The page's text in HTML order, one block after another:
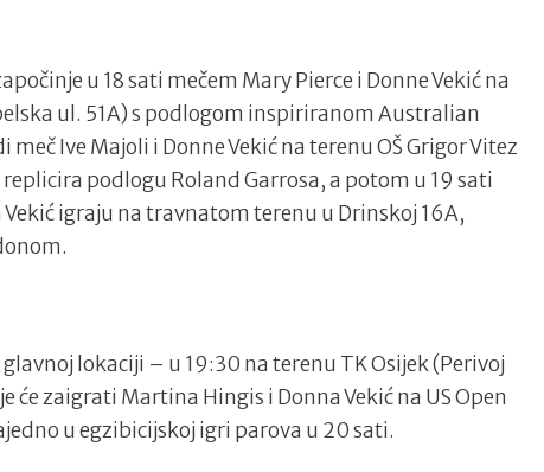
u 18 sati mečem Mary Pierce i Donne Vekić na
ul. 51A) s podlogom inspiriranom Australian
meč Ive Majoli i Donne Vekić na terenu OŠ Grigor Vitez
podlogu Roland Garrosa, a potom u 19 sati
igraju na travnatom terenu u Drinskoj 16A,
lokaciji – u 19:30 na terenu TK Osijek (Perivoj
će zaigrati Martina Hingis i Donna Vekić na US Open
u egzibicijskoj igri parova u 20 sati.